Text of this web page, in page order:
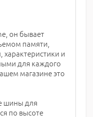
он бывает
памяти,
характеристики и
для каждого
магазине это
шины для
по высоте